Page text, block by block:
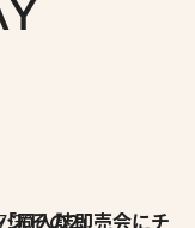
売会にチャレンジ その2」